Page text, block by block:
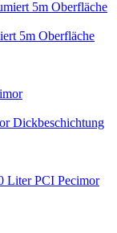
5m Oberfläche
Dickbeschichtung
PCI Pecimor